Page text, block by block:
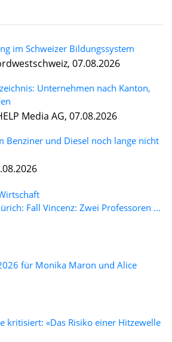
im Schweizer Bildungssystem
07.08.2026
Unternehmen nach Kanton,
Media AG, 07.08.2026
Benziner und Diesel noch lange nicht
Fall Vincenz: Zwei Professoren ...
für Monika Maron und Alice
kritisiert: «Das Risiko einer Hitzewelle